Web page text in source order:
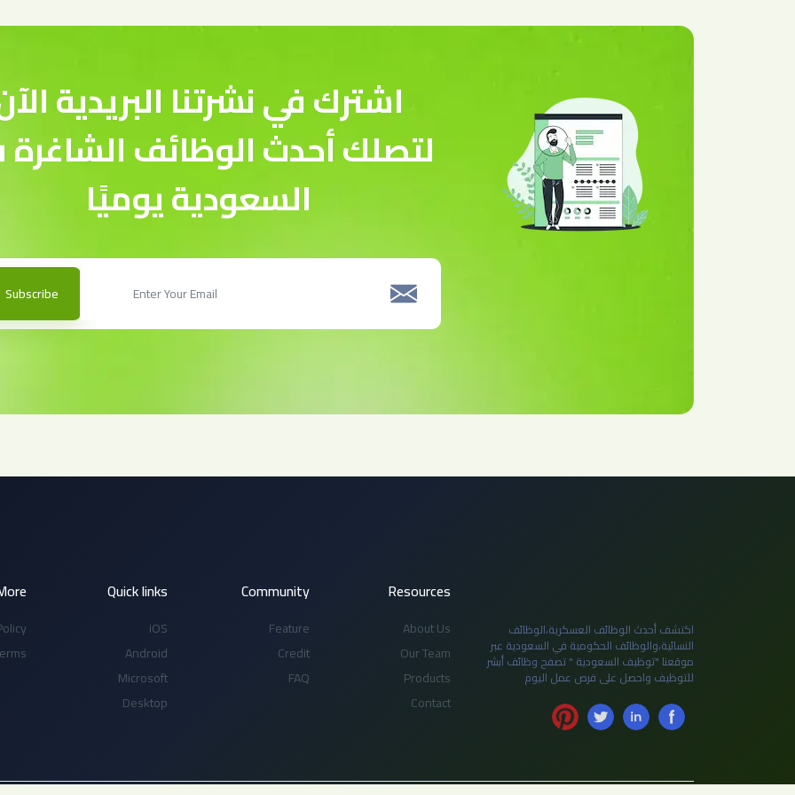
اشترك في نشرتنا البريدية
لتصلك أحدث الوظائف
السعودية يوميًا
Subscribe
اكتشف أحدث الوظائف العسكرية،الوظائف
النسائية،والوظائف الحكومية في السعودية عبر
موقعنا "توظيف السعودية " تصفح وظائف أبشر
للتوظيف واحصل على فرص عمل اليوم
Resources
About Us
Our Team
Products
Contact
Community
Feature
Credit
FAQ
Quick links
iOS
Android
Microsoft
Desktop